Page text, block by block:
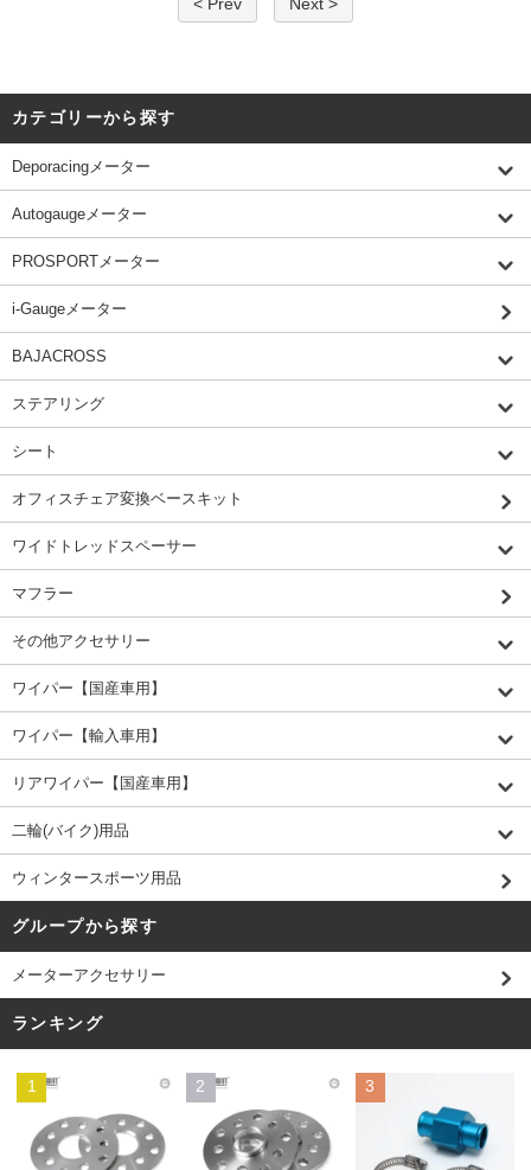
< Prev Next >
カテゴリーから探す
Deporacingメーター
Autogaugeメーター
PROSPORTメーター
i-Gaugeメーター
BAJACROSS
ステアリング
シート
オフィスチェア変換ベースキット
ワイドトレッドスペーサー
マフラー
その他アクセサリー
ワイパー【国産車用】
ワイパー【輸入車用】
リアワイパー【国産車用】
二輪(バイク)用品
ウィンタースポーツ用品
グループから探す
メーターアクセサリー
ランキング
1 2 3